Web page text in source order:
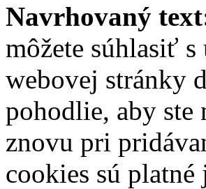
Navrhovaný
môžete súhlasiť s
webovej stránky
pohodlie, aby ste
znovu pri
cookies sú platné